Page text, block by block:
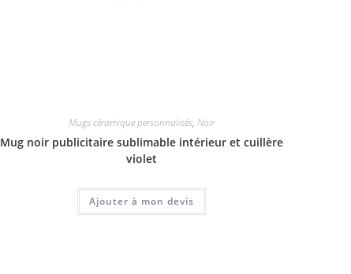
Mugs céramique personnalisés,Noir
Mug noir publicitaire sublimable intérieur et cuillère
violet
Ajouter à mon devis